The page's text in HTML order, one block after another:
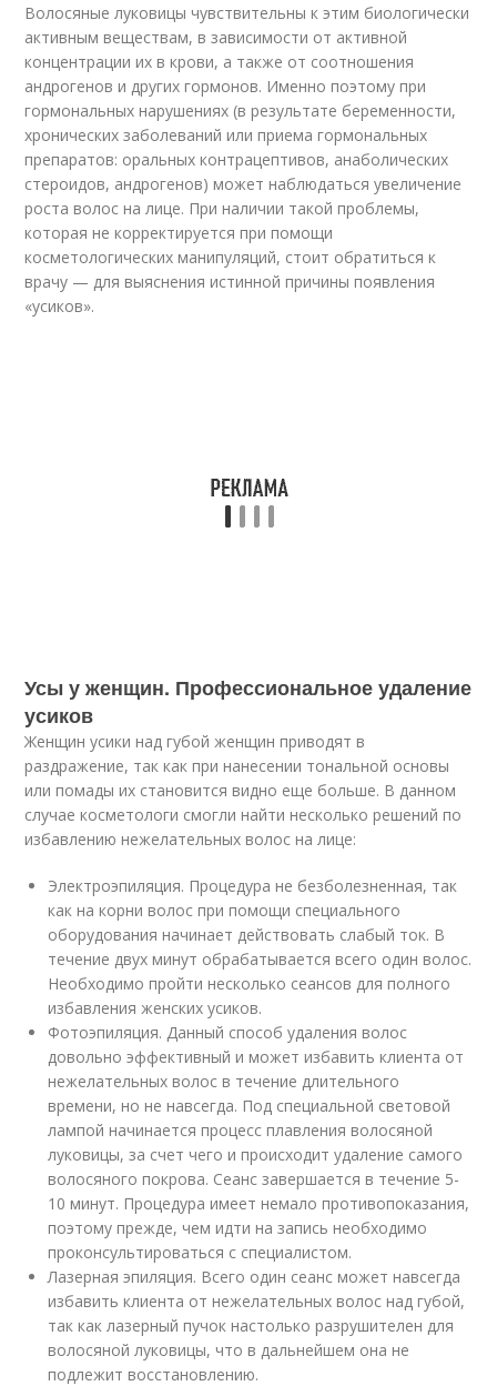
Волосяные луковицы чувствительны к этим биологически
активным веществам, в зависимости от активной
концентрации их в крови, а также от соотношения
андрогенов и других гормонов. Именно поэтому при
гормональных нарушениях (в результате беременности,
хронических заболеваний или приема гормональных
препаратов: оральных контрацептивов, анаболических
стероидов, андрогенов) может наблюдаться увеличение
роста волос на лице. При наличии такой проблемы,
которая не корректируется при помощи
косметологических манипуляций, стоит обратиться к
врачу — для выяснения истинной причины появления
«усиков».
Усы у женщин. Профессиональное удаление
усиков
Женщин усики над губой женщин приводят в
раздражение, так как при нанесении тональной основы
или помады их становится видно еще больше. В данном
случае косметологи смогли найти несколько решений по
избавлению нежелательных волос на лице:
Электроэпиляция. Процедура не безболезненная, так
как на корни волос при помощи специального
оборудования начинает действовать слабый ток. В
течение двух минут обрабатывается всего один волос.
Необходимо пройти несколько сеансов для полного
избавления женских усиков.
Фотоэпиляция. Данный способ удаления волос
довольно эффективный и может избавить клиента от
нежелательных волос в течение длительного
времени, но не навсегда. Под специальной световой
лампой начинается процесс плавления волосяной
луковицы, за счет чего и происходит удаление самого
волосяного покрова. Сеанс завершается в течение 5-
10 минут. Процедура имеет немало противопоказания,
поэтому прежде, чем идти на запись необходимо
проконсультироваться с специалистом.
Лазерная эпиляция. Всего один сеанс может навсегда
избавить клиента от нежелательных волос над губой,
так как лазерный пучок настолько разрушителен для
волосяной луковицы, что в дальнейшем она не
подлежит восстановлению.